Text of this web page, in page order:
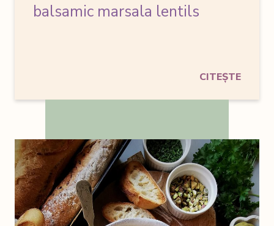
balsamic marsala lentils
CITEȘTE